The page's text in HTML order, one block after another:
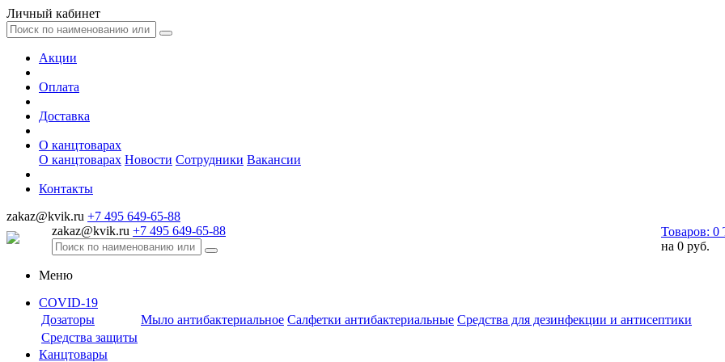
Личный кабинет
Акции
Оплата
Доставка
О канцтоварах
О канцтоварах Новости Сотрудники Вакансии
Контакты
zakaz@kvik.ru +7 495 649-65-88
zakaz@kvik.ru +7 495 649-65-88 Товаров: 0
на 0 руб.
Меню
COVID-19
Дозаторы
Мыло антибактериальное Салфетки антибактериальные Средства для дезинфекции и антисептики
Средства защиты
Канцтовары